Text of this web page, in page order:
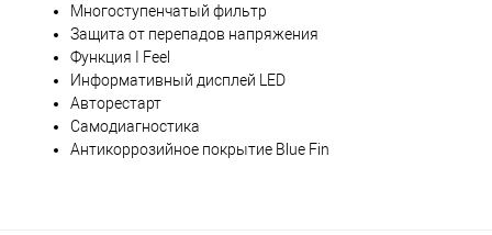
Многоступенчатый фильтр
Защита от перепадов напряжения
Функция I Feel
Информативный дисплей LED
Авторестарт
Самодиагностика
Антикоррозийное покрытие Blue Fin